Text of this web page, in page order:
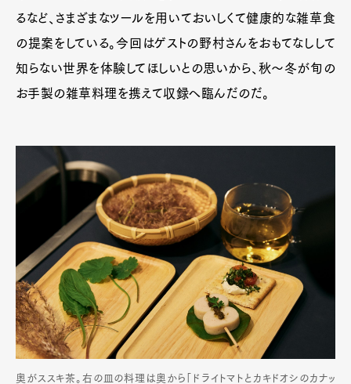
るなど、さまざまなツールを用いておいしくて健康的な雑草食
の提案をしている。今回はゲストの野村さんをおもてなしして
知らない世界を体験してほしいとの思いから、秋〜冬が旬の
お手製の雑草料理を携えて収録へ臨んだのだ。
奥がススキ茶。右の皿の料理は奥から「ドライトマトとカキドオシのカナッ